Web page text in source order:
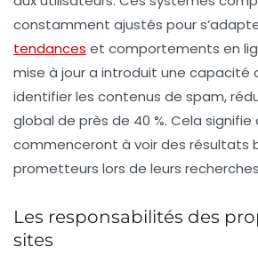
constamment ajustés pour
tendances et comportements en
mise à jour a introduit une capacité
identifier les contenus de spam,
global de près de 40 %. Cela
commenceront à voir des résultats
prometteurs lors de leurs
Les responsabilités des
sites